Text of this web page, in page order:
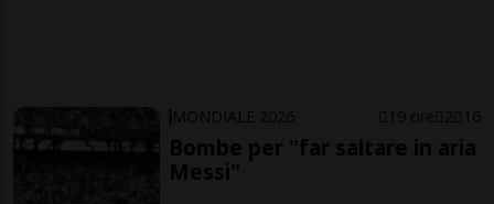
MONDIALE 2026 19 ore 2 16
Bombe per "far saltare in aria
Messi"